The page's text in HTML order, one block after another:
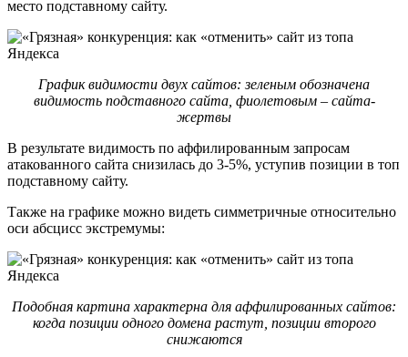
место подставному сайту.
График видимости двух сайтов: зеленым обозначена
видимость подставного сайта, фиолетовым – сайта-
жертвы
В результате видимость по аффилированным запросам
атакованного сайта снизилась до 3-5%, уступив позиции в топ
подставному сайту.
Также на графике можно видеть симметричные относительно
оси абсцисс экстремумы:
Подобная картина характерна для аффилированных сайтов:
когда позиции одного домена растут, позиции второго
снижаются